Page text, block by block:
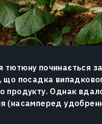
починається
посадка
продукту. Однак
(насамперед